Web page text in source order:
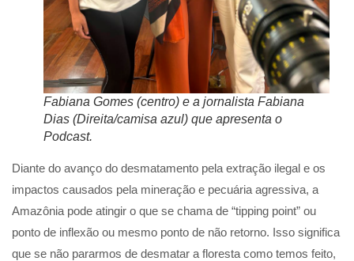
Fabiana Gomes (centro) e a jornalista Fabiana
Dias (Direita/camisa azul) que apresenta o
Podcast.
Diante do avanço do desmatamento pela extração ilegal e os
impactos causados pela mineração e pecuária agressiva, a
Amazônia pode atingir o que se chama de “tipping point” ou
ponto de inflexão ou mesmo ponto de não retorno. Isso significa
que se não pararmos de desmatar a floresta como temos feito,